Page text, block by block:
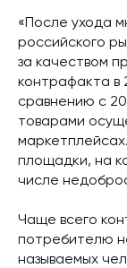
«После ухода
российского
за качеством
контрафакта в
сравнению с
товарами
площадки, на
числе
Чаще всего
потребителю
называемых